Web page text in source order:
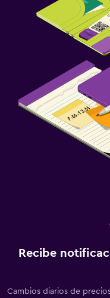
Recibe
Cambios diarios de